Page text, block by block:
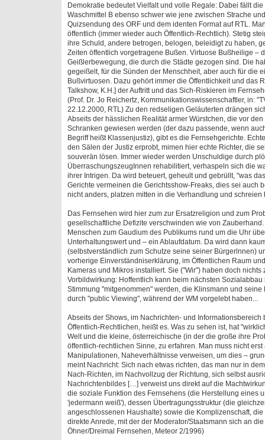
Demokratie bedeutet Vielfalt und volle Regale: Dabei fällt
Waschmittel B ebenso schwer wie jene zwischen Strache
Quizsendung des ORF und dem identen Format auf RTL.
öffentlich (immer wieder auch Öffentlich-Rechtlich). Stetig
ihre Schuld, andere betrogen, belogen, beleidigt zu haben,
Zeiten öffentlich vorgetragene Bußen. Virtuose Bußheilige –
Geißlerbewegung, die durch die Städte gezogen sind. Die
gegeißelt, für die Sünden der Menschheit, aber auch für die
Bußvirtuosen. Dazu gehört immer die Öffentlichkeit und das
Talkshow, K.H.] der Auftritt und das Sich-Riskieren im
(Prof. Dr. Jo Reichertz, Kommunikationswissenschaftler, in:
22.12.2000, RTL) Zu den redseligen Geläuterten drängen
Abseits der hässlichen Realität armer Würstchen, die vor
Schranken gewiesen werden (der dazu passende, wenn
Begriff heißt Klassenjustiz), gibt es die Fernsehgerichte.
den Sälen der Justiz erprobt, mimen hier echte Richter, die
souverän lösen. Immer wieder werden Unschuldige durch
ÜberraschungszeugInnen rehabilitiert, verhaspeln sich die
ihrer Intrigen. Da wird beteuert, geheult und gebrüllt, "was
Gerichte vermeinen die Gerichtsshow-Freaks, dies sei auch
nicht anders, platzen mitten in die Verhandlung und schreien
Das Fernsehen wird hier zum zur Ersatzreligion und zum
gesellschaftliche Defizite verschwinden wie von
Menschen zum Gaudium des Publikums rund um die Uhr
Unterhaltungswert und – ein Ablaufdatum. Da wird dann
(selbstverständlich zum Schutze seine seiner Bürgerlnnen)
vorherige Einverständniserklärung, im Öffentlichen Raum
Kameras und Mikros installiert. Sie ("Wir") haben doch nichts
Vorbildwirkung: Hoffentlich kann beim nächsten
Stimmung "mitgenommen" werden, die Klinsmann und
durch "public Viewing", während der WM vorgelebt haben...
Abseits der Shows, im Nachrichten- und
Öffentlich-Rechtlichen, heißt es. Was zu sehen ist, hat
Welt und die kleine, österreichische (in der die große ihre
öffentlich-rechtlichen Sinne, zu erfahren. Man muss nicht
Manipulationen, Naheverhältnisse verweisen, um dies –
meint Nachricht: Sich nach etwas richten, das man nur in
Nach-Richten, im Nachvollzug der Richtung, sich selbst
Nachrichtenbildes […] verweist uns direkt auf die
die soziale Funktion des Fernsehens (die Herstellung eines
'jedermann weiß'), dessen Übertragungsstruktur (die
angeschlossenen Haushalte) sowie die Komplizenschaft,
direkte Anrede, mit der der Moderator/Staatsmann sich an
Öhner/Dreimal Fernsehen, Meteor 2/1996)